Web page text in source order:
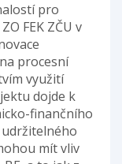
pro
FEK ZČU v
procesní
využití
dojde k
finančního
mít vliv